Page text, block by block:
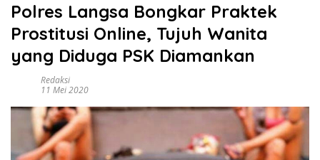
Polres Langsa Bongkar Praktek
Prostitusi Online, Tujuh Wanita
yang Diduga PSK Diamankan
Redaksi
11 Mei 2020